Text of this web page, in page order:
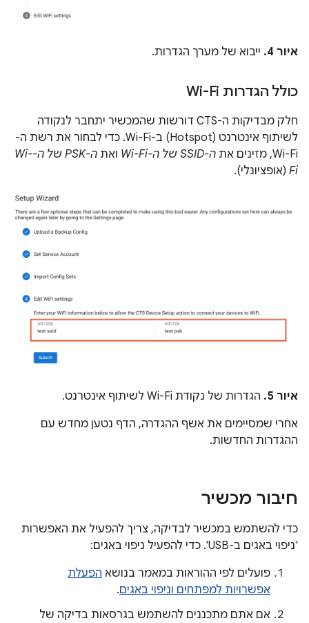
איור 4. ייבוא של מערך הגדרות.
כולל הגדרות Wi-Fi
חלק מבדיקות ה-CTS דורשות שהמכשיר יתחבר לנקודה
לשיתוף אינטרנט (Hotspot) ב-Wi-Fi. כדי לבחור את רשת ה-
Wi-Fi, מזינים את
ה-SSID של ה-Wi-Fi ואת
ה-PSK של ה-Wi-
Fi (אופציונלי).
איור 5.
הגדרות של נקודת Wi-Fi לשיתוף אינטרנט.
אחרי שמסיימים את אשף ההגדרה, הדף נטען מחדש עם
ההגדרות החדשות.
חיבור מכשיר
כדי להשתמש במכשיר לבדיקה, צריך להפעיל את האפשרות
'ניפוי באגים ב-USB'. כדי להפעיל ניפוי באגים:
פועלים לפי ההוראות במאמר בנושא הפעלת
אפשרויות למפתחים וניפוי באגים.
אם אתם מתכננים להשתמש בגרסאות בדיקה של